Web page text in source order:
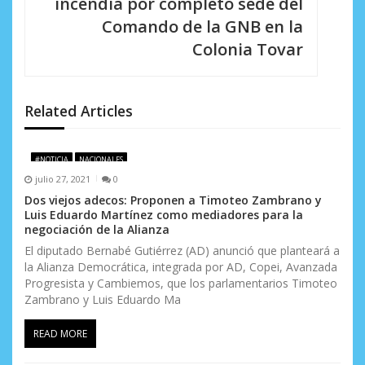
d
e
n
t
r
a
d
a
Comando de la GNB en la
Colonia Tovar
Related Articles
#NOTICIA NACIONALES
julio 27, 2021 0
Dos viejos adecos: Proponen a Timoteo Zambrano y
Luis Eduardo Martínez como mediadores para la
negociación de la Alianza
El diputado Bernabé Gutiérrez (AD) anunció que planteará a
la Alianza Democrática, integrada por AD, Copei, Avanzada
Progresista y Cambiemos, que los parlamentarios Timoteo
Zambrano y Luis Eduardo Ma
READ MORE